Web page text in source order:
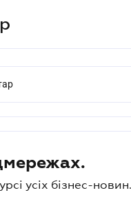
усіх бізнес-новин.